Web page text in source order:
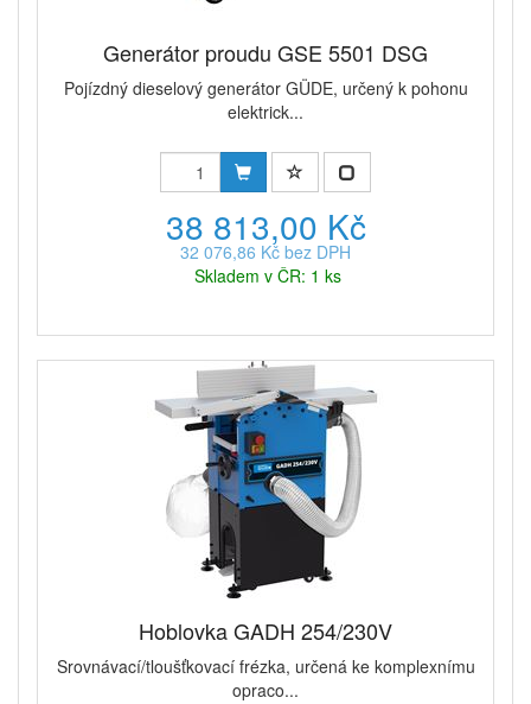
Generátor proudu GSE 5501 DSG
Pojízdný dieselový generátor GÜDE, určený k pohonu
elektrick...
38 813,00 Kč
32 076,86 Kč bez DPH
Skladem v ČR: 1 ks
Hoblovka GADH 254/230V
Srovnávací/tloušťkovací frézka, určená ke komplexnímu
opraco...